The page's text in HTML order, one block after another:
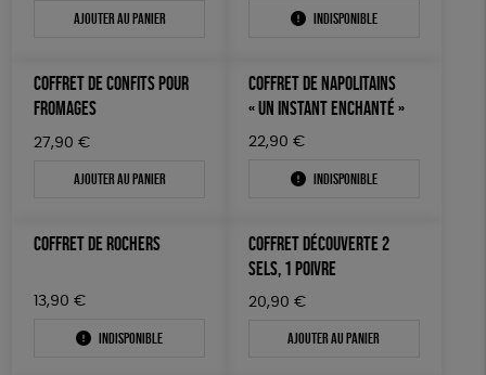
Ajouter au panier Indisponible
COFFRET DE CONFITS POUR
FROMAGES
27,90 €
Ajouter au panier
COFFRET DE NAPOLITAINS
« UN INSTANT ENCHANTÉ »
22,90 €
Indisponible
COFFRET DE ROCHERS
13,90 €
Indisponible
COFFRET DÉCOUVERTE 2
SELS, 1 POIVRE
20,90 €
Ajouter au panier